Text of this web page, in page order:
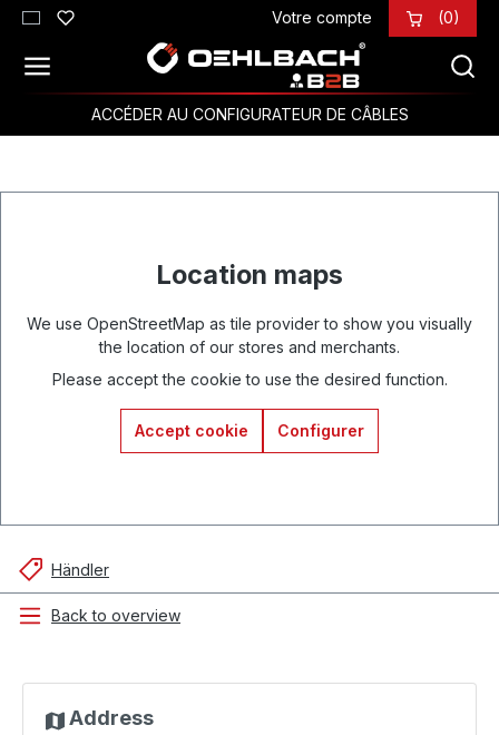
Passer au contenu principal Votre compte (0)
ACCÉDER AU CONFIGURATEUR DE CÂBLES
Location maps
We use OpenStreetMap as tile provider to show you visually
the location of our stores and merchants.
Please accept the cookie to use the desired function.
Accept cookie Configurer
Händler
Back to overview
Address